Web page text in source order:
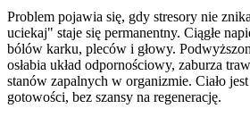
Problem pojawia się, gdy stresory nie
uciekaj" staje się permanentny. Ciągłe
bólów karku, pleców i głowy.
osłabia układ odpornościowy, zaburza
stanów zapalnych w organizmie. Ciało
gotowości, bez szansy na regenerację.